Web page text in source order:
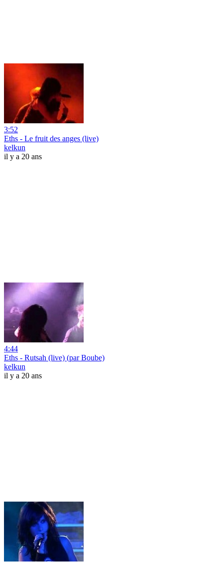
3:52
Eths - Le fruit des anges (live)
kelkun
il y a 20 ans
4:44
Eths - Rutsah (live) (par Boube)
kelkun
il y a 20 ans